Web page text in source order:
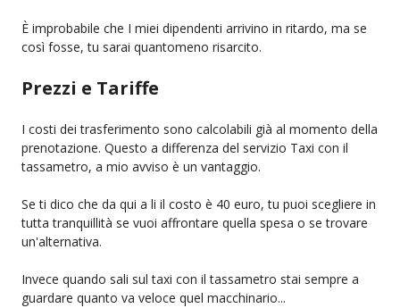
È improbabile che I miei dipendenti arrivino in ritardo, ma se
così fosse, tu sarai quantomeno risarcito.
Prezzi e Tariffe
I costi dei trasferimento sono calcolabili già al momento della
prenotazione. Questo a differenza del servizio Taxi con il
tassametro, a mio avviso è un vantaggio.
Se ti dico che da qui a li il costo è 40 euro, tu puoi scegliere in
tutta tranquillità se vuoi affrontare quella spesa o se trovare
un'alternativa.
Invece quando sali sul taxi con il tassametro stai sempre a
guardare quanto va veloce quel macchinario...